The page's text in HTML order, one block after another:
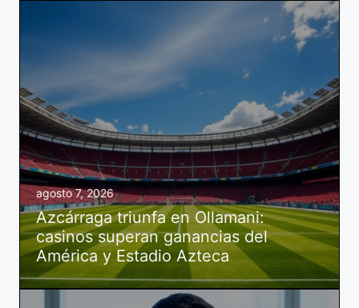
agosto 7, 2026
Azcárraga triunfa en Ollamani:
casinos superan ganancias del
América y Estadio Azteca